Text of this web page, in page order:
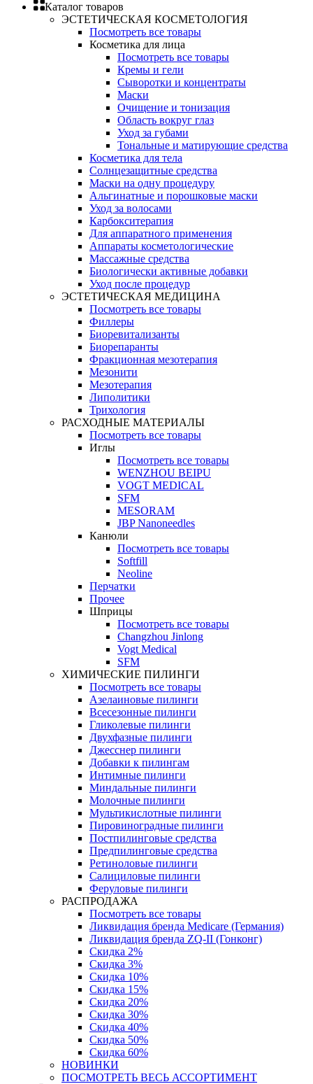
Каталог товаров
ЭСТЕТИЧЕСКАЯ КОСМЕТОЛОГИЯ
Посмотреть все товары
Косметика для лица
Посмотреть все товары
Кремы и гели
Сыворотки и концентраты
Маски
Очищение и тонизация
Область вокруг глаз
Уход за губами
Тональные и матирующие средства
Косметика для тела
Солнцезащитные средства
Маски на одну процедуру
Альгинатные и порошковые маски
Уход за волосами
Карбокситерапия
Для аппаратного применения
Аппараты косметологические
Массажные средства
Биологически активные добавки
Уход после процедур
ЭСТЕТИЧЕСКАЯ МЕДИЦИНА
Посмотреть все товары
Филлеры
Биоревитализанты
Биорепаранты
Фракционная мезотерапия
Мезонити
Мезотерапия
Липолитики
Трихология
РАСХОДНЫЕ МАТЕРИАЛЫ
Посмотреть все товары
Иглы
Посмотреть все товары
WENZHOU BEIPU
VOGT MEDICAL
SFM
MESORAM
JBP Nanoneedles
Канюли
Посмотреть все товары
Softfill
Neoline
Перчатки
Прочее
Шприцы
Посмотреть все товары
Changzhou Jinlong
Vogt Medical
SFM
ХИМИЧЕСКИЕ ПИЛИНГИ
Посмотреть все товары
Азелаиновые пилинги
Всесезонные пилинги
Гликолевые пилинги
Двухфазные пилинги
Джесснер пилинги
Добавки к пилингам
Интимные пилинги
Миндальные пилинги
Молочные пилинги
Мультикислотные пилинги
Пировиноградные пилинги
Постпилинговые средства
Предпилинговые средства
Ретиноловые пилинги
Салициловые пилинги
Феруловые пилинги
РАСПРОДАЖА
Посмотреть все товары
Ликвидация бренда Medicare (Германия)
Ликвидация бренда ZQ-II (Гонконг)
Скидка 2%
Скидка 3%
Скидка 10%
Скидка 15%
Скидка 20%
Скидка 30%
Скидка 40%
Скидка 50%
Скидка 60%
НОВИНКИ
ПОСМОТРЕТЬ ВЕСЬ АССОРТИМЕНТ